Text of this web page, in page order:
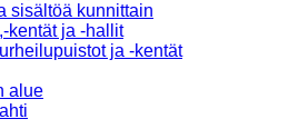
sisältöä kunnittain
kentät ja -hallit
ja -kentät
alue